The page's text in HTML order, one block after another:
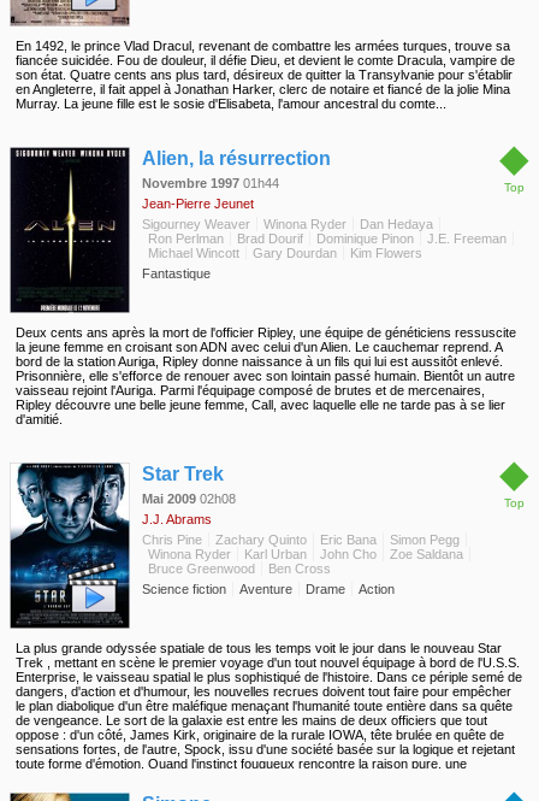
En 1492, le prince Vlad Dracul, revenant de combattre les armées turques, trouve sa
fiancée suicidée. Fou de douleur, il défie Dieu, et devient le comte Dracula, vampire de
son état. Quatre cents ans plus tard, désireux de quitter la Transylvanie pour s'établir
en Angleterre, il fait appel à Jonathan Harker, clerc de notaire et fiancé de la jolie Mina
Murray. La jeune fille est le sosie d'Elisabeta, l'amour ancestral du comte...
◆
Top
Alien, la résurrection
Novembre 1997 01h44
Jean-Pierre Jeunet
Sigourney Weaver
Winona Ryder
Dan Hedaya
Ron Perlman
Brad Dourif Dominique Pinon
J.E. Freeman
Michael Wincott
Gary Dourdan
Kim Flowers
Fantastique
Deux cents ans après la mort de l'officier Ripley, une équipe de généticiens ressuscite
la jeune femme en croisant son ADN avec celui d'un Alien. Le cauchemar reprend. A
bord de la station Auriga, Ripley donne naissance à un fils qui lui est aussitôt enlevé.
Prisonnière, elle s'efforce de renouer avec son lointain passé humain. Bientôt un autre
vaisseau rejoint l'Auriga. Parmi l'équipage composé de brutes et de mercenaires,
Ripley découvre une belle jeune femme, Call, avec laquelle elle ne tarde pas à se lier
d'amitié.
◆
Top
Star Trek
Mai 2009 02h08
J.J. Abrams
Chris Pine
Zachary Quinto Eric Bana
Simon Pegg
Winona Ryder
Karl Urban John Cho
Zoe Saldana
Bruce Greenwood
Ben Cross
Science fiction
Aventure Drame Action
La plus grande odyssée spatiale de tous les temps voit le jour dans le nouveau Star
Trek , mettant en scène le premier voyage d'un tout nouvel équipage à bord de l'U.S.S.
Enterprise, le vaisseau spatial le plus sophistiqué de l'histoire. Dans ce périple semé de
dangers, d'action et d'humour, les nouvelles recrues doivent tout faire pour empêcher
le plan diabolique d'un être maléfique menaçant l'humanité toute entière dans sa quête
de vengeance. Le sort de la galaxie est entre les mains de deux officiers que tout
oppose : d'un côté, James Kirk, originaire de la rurale IOWA, tête brulée en quête de
sensations fortes, de l'autre, Spock, issu d'une société basée sur la logique et rejetant
toute forme d'émotion. Quand l'instinct fougueux rencontre la raison pure, une
à l'équipage d'effroyables dangers, là où personne n'est encore jamais allé.